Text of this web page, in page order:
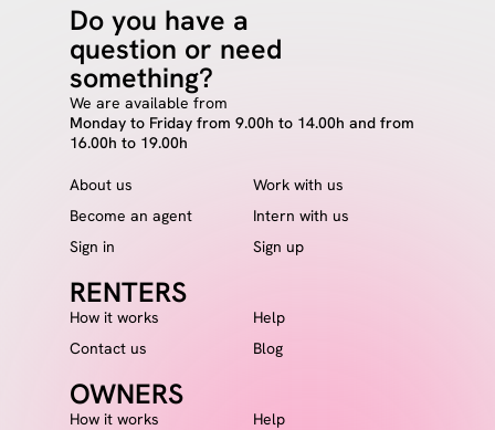
Do you have a
question or need
something?
We are available from
Monday to Friday from 9.00h to 14.00h and from
16.00h to 19.00h
About us
Work with us
Become an agent
Intern with us
Sign in
Sign up
RENTERS
How it works
Help
Contact us
Blog
OWNERS
How it works
Help